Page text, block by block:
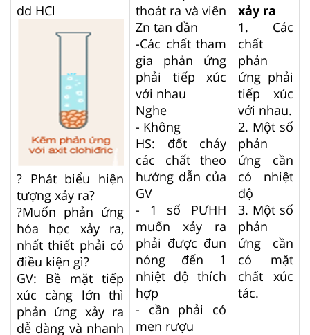
dd HCl
? Phát biểu hiện
tượng xảy ra?
?Muốn phản ứng
hóa học xảy ra,
nhất thiết phải có
điều kiện gì?
GV: Bề mặt tiếp
xúc càng lớn thì
phản ứng xảy ra
dễ dàng và nhanh
thoát ra và viên
Zn tan dần
-Các chất tham
gia phản ứng
phải tiếp xúc
với nhau
Nghe
- Không
HS: đốt cháy
các chất theo
hướng dẫn của
GV
- 1 số PƯHH
muốn xảy ra
phải được đun
nóng đến 1
nhiệt độ thích
hợp
- cần phải có
men rượu
xảy ra
1. Các
chất
phản
ứng phải
tiếp xúc
với nhau.
2. Một số
phản
ứng cần
có nhiệt
độ
3. Một số
phản
ứng cần
có mặt
chất xúc
tác.